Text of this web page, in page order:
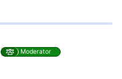
Moderator